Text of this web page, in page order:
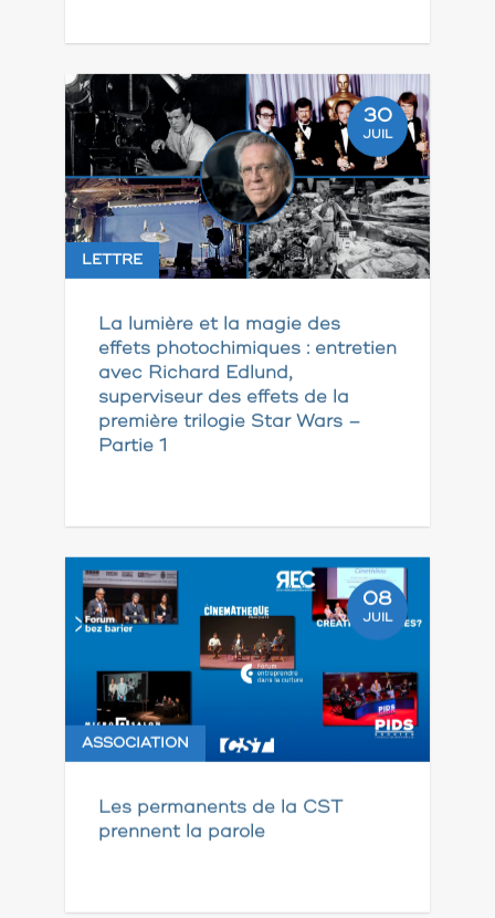
30
JUIL
LETTRE
La lumière et la magie des
effets photochimiques : entretien
avec Richard Edlund,
superviseur des effets de la
première trilogie Star Wars –
Partie 1
08
JUIL
ASSOCIATION
Les permanents de la CST
prennent la parole